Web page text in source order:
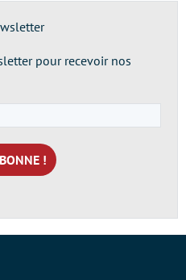
pour recevoir nos
e-
mail
*